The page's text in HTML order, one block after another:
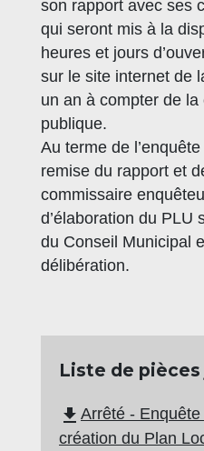
son rapport avec ses
qui seront mis à la
heures et jours
sur le site internet de
un an à compter de la
publique.
Au terme de
remise du rapport et
commissaire
d’élaboration du PLU
du Conseil Municipal
délibération.
Liste de
file_download Arrêté -
création du Plan